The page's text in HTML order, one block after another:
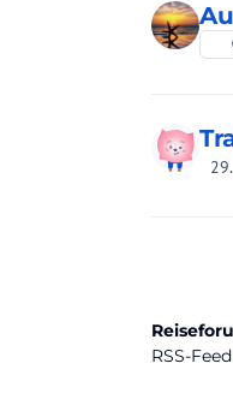
RSS-